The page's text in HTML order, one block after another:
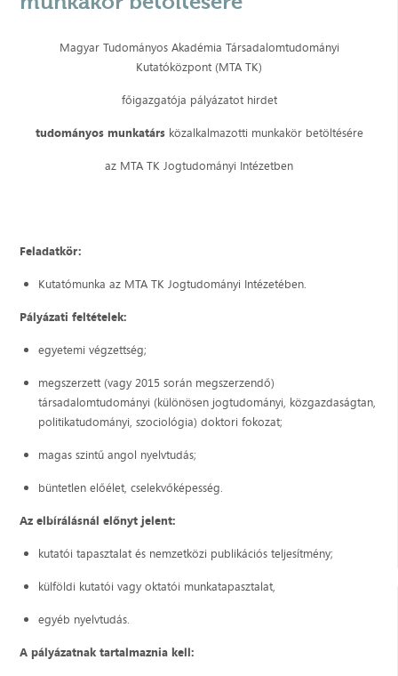
Magyar Tudományos Akadémia Társadalomtudományi
Kutatóközpont (MTA TK)
főigazgatója pályázatot hirdet
tudományos munkatárs közalkalmazotti munkakör betöltésére
az MTA TK Jogtudományi Intézetben
Feladatkör:
Kutatómunka az MTA TK Jogtudományi Intézetében.
Pályázati feltételek:
egyetemi végzettség;
megszerzett (vagy 2015 során megszerzendő)
társadalomtudományi (különösen jogtudományi, közgazdaságtan,
politikatudományi, szociológia) doktori fokozat;
magas szintű angol nyelvtudás;
büntetlen előélet, cselekvőképesség.
Az elbírálásnál előnyt jelent:
kutatói tapasztalat és nemzetközi publikációs teljesítmény;
külföldi kutatói vagy oktatói munkatapasztalat,
egyéb nyelvtudás.
A pályázatnak tartalmaznia kell: